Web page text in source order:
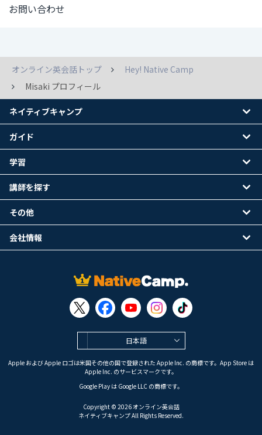
お問い合わせ
オンライン英会話トップ
Hey! Native Camp
Misaki プロフィール
日本語
Apple および Apple ロゴは米国その他の国で登録された Apple Inc. の商標です。App Store は
Apple Inc. のサービスマークです。
Google Play は Google LLC の商標です。
Copyright © 2026 オンライン英会話
ネイティブキャンプ All Rights Reserved.
ネイティブキャンプ
ガイド
学習
講師を探す
その他
会社情報